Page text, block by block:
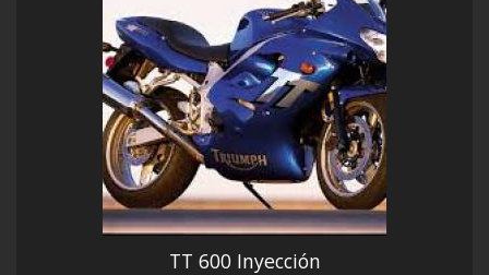
TT 600 Inyección